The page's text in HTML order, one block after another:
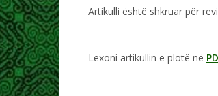
Artikulli është shkruar për
Lexoni artikullin e plotë në